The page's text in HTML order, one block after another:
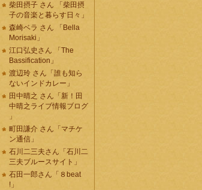
柴田摂子 さん 「柴田摂
子の音楽と暮らす日々」
森崎ベラ さん 「Bella
Morisaki」
江口弘史さん 「The
Bassification」
渡辺玲 さん「誰も知ら
ないインドカレー」
田中晴之 さん「新！田
中晴之ライブ情報ブログ
」
町田謙介 さん「マチケ
ン通信」
石川二三夫さん「石川二
三夫ブルースサイト」
石田一郎さん「８beat
!」